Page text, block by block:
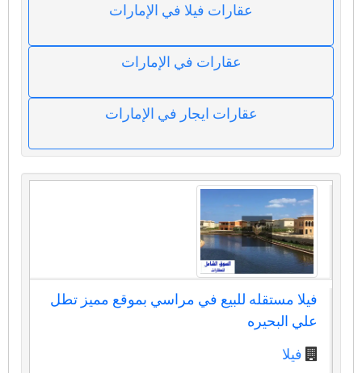
عقارات فيلا في الإمارات
عقارات في الإمارات
عقارات ايجار في الإمارات
فيلا مستقله للبيع في مراسي بموقع مميز تطل
علي البحيره
فيلا